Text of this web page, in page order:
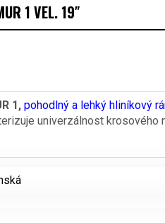
1 VEL. 19″
1, pohodlný a lehký hliníkový
univerzálnost krosového